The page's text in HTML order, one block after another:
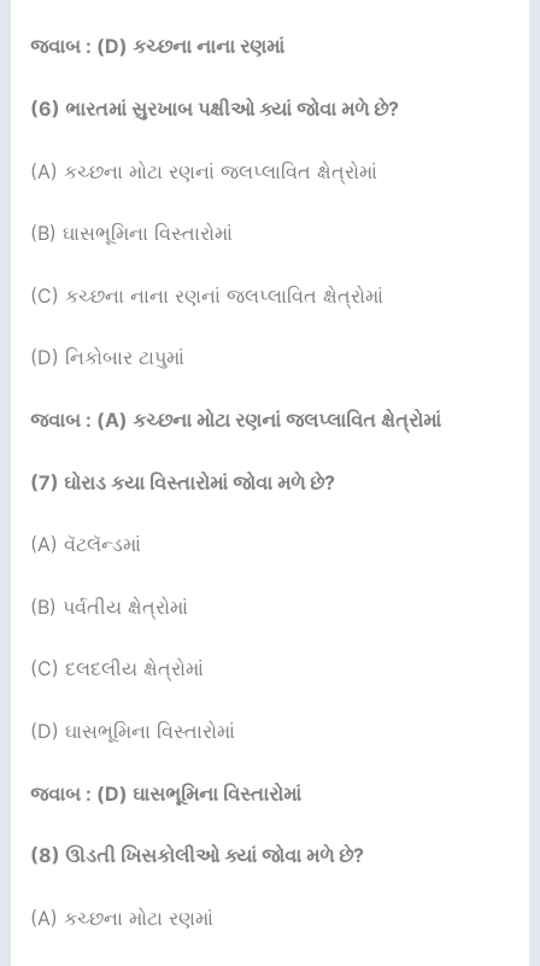
જવાબ : (D) કચ્છના નાના રણમાં
(6) ભારતમાં સુરખાબ પક્ષીઓ ક્યાં જોવા મળે છે?
(A) કચ્છના મોટા રણનાં જલપ્લાવિત ક્ષેત્રોમાં
(B) ઘાસભૂમિના વિસ્તારોમાં
(C) કચ્છના નાના રણનાં જલપ્લાવિત ક્ષેત્રોમાં
(D) નિકોબાર ટાપુમાં
જવાબ : (A) કચ્છના મોટા રણનાં જલપ્લાવિત ક્ષેત્રોમાં
(7) ઘોરાડ કયા વિસ્તારોમાં જોવા મળે છે?
(A) વૅટલૅન્ડમાં
(B) પર્વતીય ક્ષેત્રોમાં
(C) દલદલીય ક્ષેત્રોમાં
(D) ઘાસભૂમિના વિસ્તારોમાં
જવાબ : (D) ઘાસભૂમિના વિસ્તારોમાં
(8) ઊડતી ખિસકોલીઓ ક્યાં જોવા મળે છે?
(A) કચ્છના મોટા રણમાં